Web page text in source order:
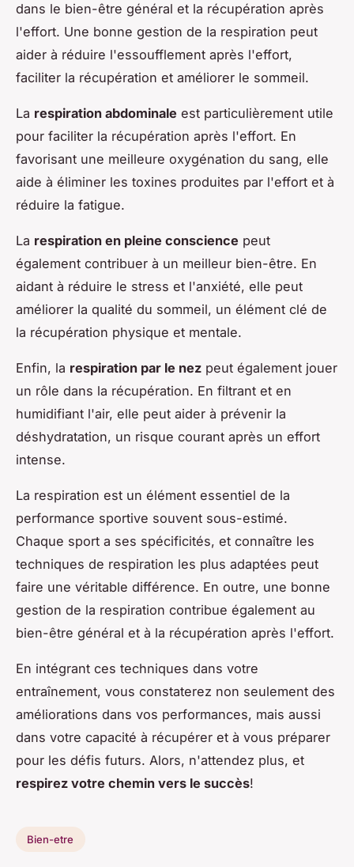
dans le bien-être général et la récupération après
l'effort. Une bonne gestion de la respiration peut
aider à réduire l'essoufflement après l'effort,
faciliter la récupération et améliorer le sommeil.
La respiration abdominale est particulièrement utile
pour faciliter la récupération après l'effort. En
favorisant une meilleure oxygénation du sang, elle
aide à éliminer les toxines produites par l'effort et à
réduire la fatigue.
La respiration en pleine conscience peut
également contribuer à un meilleur bien-être. En
aidant à réduire le stress et l'anxiété, elle peut
améliorer la qualité du sommeil, un élément clé de
la récupération physique et mentale.
Enfin, la respiration par le nez peut également jouer
un rôle dans la récupération. En filtrant et en
humidifiant l'air, elle peut aider à prévenir la
déshydratation, un risque courant après un effort
intense.
La respiration est un élément essentiel de la
performance sportive souvent sous-estimé.
Chaque sport a ses spécificités, et connaître les
techniques de respiration les plus adaptées peut
faire une véritable différence. En outre, une bonne
gestion de la respiration contribue également au
bien-être général et à la récupération après l'effort.
En intégrant ces techniques dans votre
entraînement, vous constaterez non seulement des
améliorations dans vos performances, mais aussi
dans votre capacité à récupérer et à vous préparer
pour les défis futurs. Alors, n'attendez plus, et
respirez votre chemin vers le succès!
Bien-etre